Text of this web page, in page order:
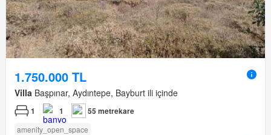
1.750.000 TL
Villa Başpınar, Aydıntepe, Bayburt ili içinde
1 1 55 metrekare
amenity_open_space